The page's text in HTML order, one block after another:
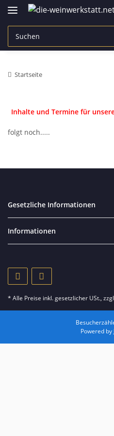
Startseite
Inhalte und Termine für
folgt noch.....
Gesetzliche Informationen
Informationen
* Alle Preise inkl. gesetzlicher USt.,
Powered by